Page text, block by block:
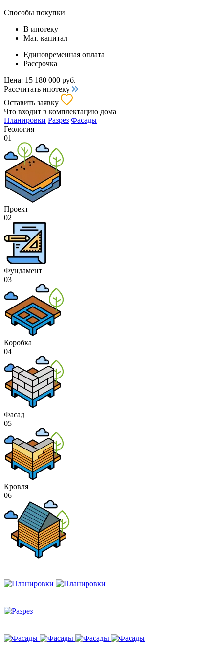
Способы покупки
В ипотеку
Мат. капитал
Единовременная оплата
Рассрочка
Цена: 15 180 000 руб.
Рассчитать ипотеку
Оставить заявку
Что входит в комплектацию дома
Планировки Разрез Фасады
Геология
01
Проект
02
Фундамент
03
Коробка
04
Фасад
05
Кровля
06